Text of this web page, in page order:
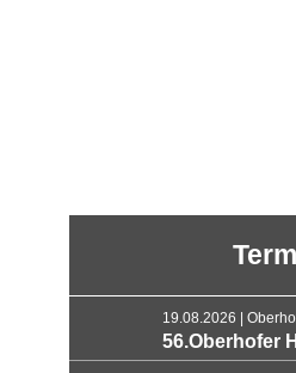
19.08.2026 |
56.Oberhofer